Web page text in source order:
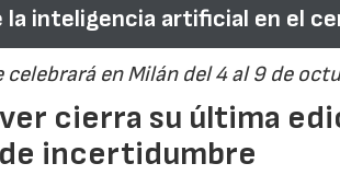
la inteligencia artificial en el
celebrará en Milán del 4 al 9 de
cierra su última
incertidumbre